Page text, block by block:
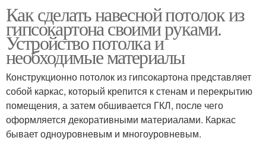
Как сделать навесной потолок из
гипсокартона своими руками.
Устройство потолка и
необходимые материалы
Конструкционно потолок из гипсокартона представляет
собой каркас, который крепится к стенам и перекрытию
помещения, а затем обшивается ГКЛ, после чего
оформляется декоративными материалами. Каркас
бывает одноуровневым и многоуровневым.